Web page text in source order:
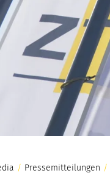
/ Pressemitteilungen /